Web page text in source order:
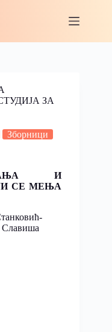
ЗА
Зборници
И
СЕ МЕЊА
Славиша